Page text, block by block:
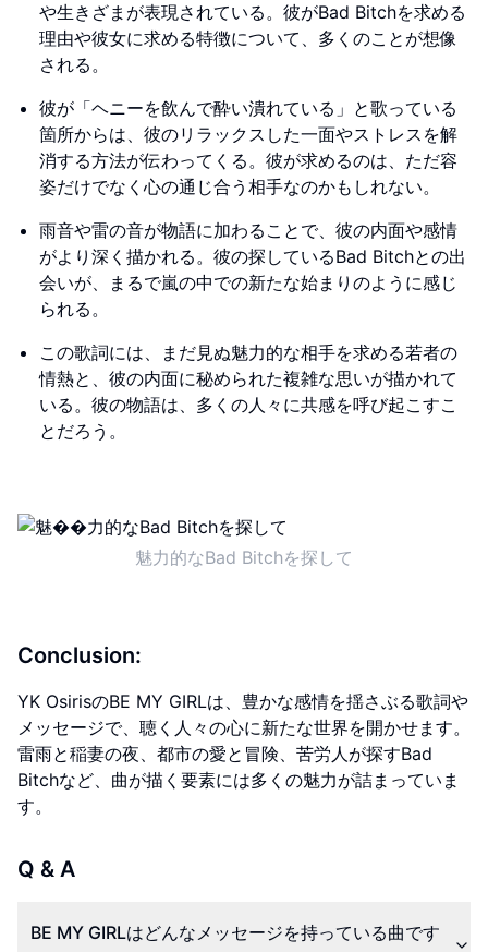
や生きざまが表現されている。彼がBad Bitchを求める
理由や彼女に求める特徴について、多くのことが想像
される。
彼が「ヘニーを飲んで酔い潰れている」と歌っている
箇所からは、彼のリラックスした一面やストレスを解
消する方法が伝わってくる。彼が求めるのは、ただ容
姿だけでなく心の通じ合う相手なのかもしれない。
雨音や雷の音が物語に加わることで、彼の内面や感情
がより深く描かれる。彼の探しているBad Bitchとの出
会いが、まるで嵐の中での新たな始まりのように感じ
られる。
この歌詞には、まだ見ぬ魅力的な相手を求める若者の
情熱と、彼の内面に秘められた複雑な思いが描かれて
いる。彼の物語は、多くの人々に共感を呼び起こすこ
とだろう。
魅力的なBad Bitchを探して
Conclusion:
YK OsirisのBE MY GIRLは、豊かな感情を揺さぶる歌詞や
メッセージで、聴く人々の心に新たな世界を開かせます。
雷雨と稲妻の夜、都市の愛と冒険、苦労人が探すBad
Bitchなど、曲が描く要素には多くの魅力が詰まっていま
す。
Q & A
BE MY GIRLはどんなメッセージを持っている曲です